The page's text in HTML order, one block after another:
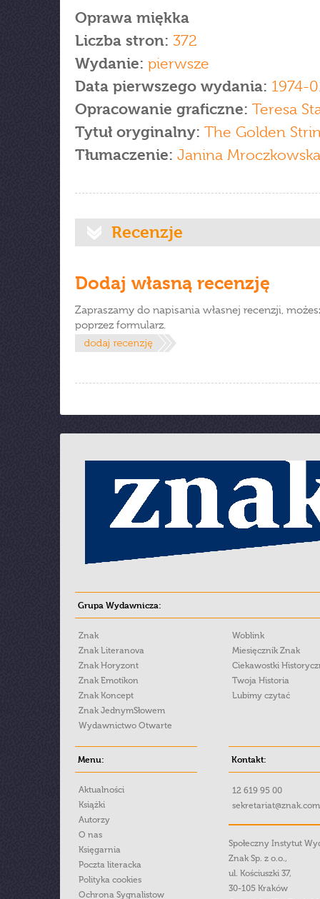
Oprawa miękka
Liczba stron: 372
Wydanie: pierwsze
Data pierwszego wydania: 1974-
Opracowanie graficzne: Teresa
Tytuł oryginalny: The Golden
Tłumaczenie: Janina Mroczkowska
Recenzje
Dodaj własną recenzję
Zapraszamy do napisania własnej recenzji,
poprzez formularz.
Grupa Wydawnicza:
Znak
Znak Literanova
Znak Horyzont
Znak Emotikon
Znak Koncept
Znak JednymSłowem
Wydawnictwo Otwarte
Woblink
Miesięcznik Znak
Ciekawostki
Twoja Historia
Lubimy czytać
Menu:
Aktualności
Książki
Autorzy
O nas
Księgarnia
Poczta literacka
Polityka cookies
Ochrona Sygnalistow
Kontakt:
12 619 95 00
Społeczny Instytut
Znak Sp. z o.o.,
ul. Kościuszki 37,
30-105 Kraków